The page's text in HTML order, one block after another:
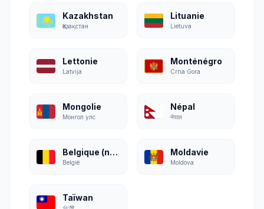
Kazakhstan
Қазақстан
Lituanie
Lietuva
Lettonie
Latvija
Monténégro
Crna Gora
Mongolie
Монгол улс
Népal
नेपाल
Belgique (néerlandais)
België
Moldavie
Moldova
Taïwan